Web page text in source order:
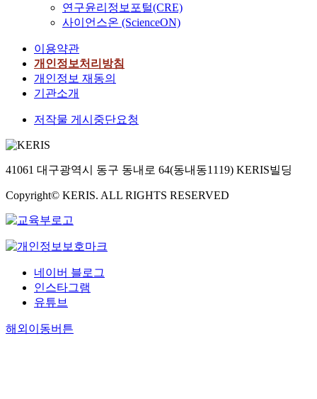
연구윤리정보포털(CRE)
사이언스온 (ScienceON)
이용약관
개인정보처리방침
개인정보 재동의
기관소개
저작물 게시중단요청
41061 대구광역시 동구 동내로 64(동내동1119) KERIS빌딩
Copyright© KERIS. ALL RIGHTS RESERVED
네이버 블로그
인스타그램
유튜브
해외이동버튼